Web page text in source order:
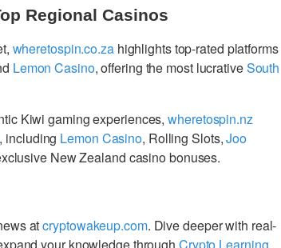
Regional Casinos
wheretospin.co.zahighlights top-rated platforms
Lemon Casino, offering the most lucrativeSouth
Kiwi gaming experiences,wheretospin.nz
, including Lemon Casino, Rolling Slots,Joo
New Zealand casino bonuses.
atcryptowakeup.com. Dive deeper with real-